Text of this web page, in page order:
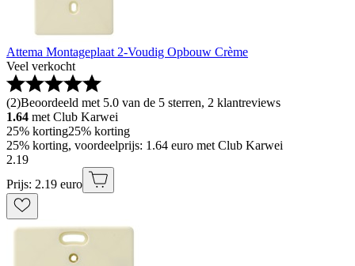
Attema Montageplaat 2-Voudig Opbouw Crème
Veel verkocht
(2)Beoordeeld met 5.0 van de 5 sterren, 2 klantreviews
1.64 met Club Karwei
25% korting25% korting
25% korting, voordeelprijs: 1.64 euro met Club Karwei
2.19
Prijs: 2.19 euro